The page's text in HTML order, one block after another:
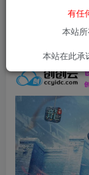
果由使用
有任
本站
本站在此承